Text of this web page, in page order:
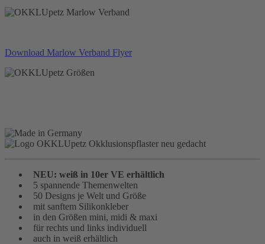
Download Marlow Verband Flyer
NEU: weiß in 10er VE erhältlich
5 spannende Themenwelten
50 Designs je Welt und Größe
mit sanftem Silikonkleber
in den Größen mini, midi & maxi
für rechts und links individuell
auch in weiß erhältlich